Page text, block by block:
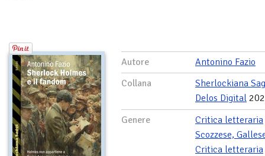
Autore
Antonino Fazio
Collana
Sherlockiana
Delos Digital
Genere
Critica letteraria
Scozzese,
Critica letteraria